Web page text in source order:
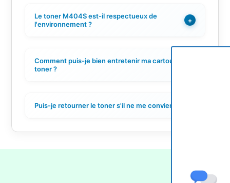
Le toner M404S est-il respectueux de
l'environnement ?
+
Comment puis-je bien entretenir ma cartouche de
toner ?
Puis-je retourner le toner s'il ne me convient pas ?